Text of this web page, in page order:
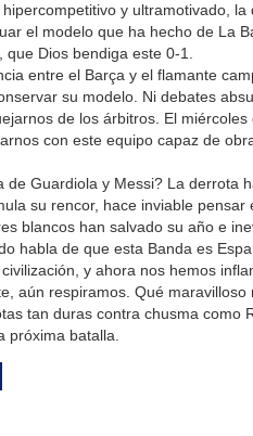
y ultramotivado,
el modelo que ha hecho de La
Dios bendiga este 0-1.
entre el Barça y el flamante
su modelo. Ni debates
de los árbitros. El
con este equipo capaz de
de Guardiola y Messi? La derrota
su rencor, hace inviable
blancos han salvado su año e
habla de que esta Banda es
y ahora nos hemos
aún respiramos. Qué
tan duras contra chusma como
próxima batalla.